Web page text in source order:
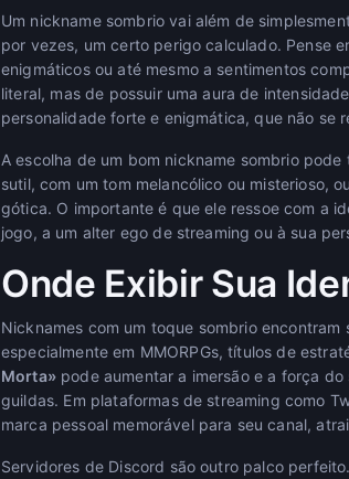
Um nickname sombrio vai além de
por vezes, um certo perigo calculado. Pense
enigmáticos ou até mesmo a sentimentos
literal, mas de possuir uma aura de
personalidade forte e enigmática, que não se
A escolha de um bom nickname sombrio
sutil, com um tom melancólico ou misterioso,
gótica. O importante é que ele ressoe com a
jogo, a um alter ego de streaming ou à sua
Onde Exibir Sua
Nicknames com um toque sombrio
especialmente em MMORPGs, títulos de
Morta»pode aumentar a imersão e a força
guildas. Em plataformas de streaming como
marca pessoal memorável para seu canal,
Servidores de Discord são outro palco